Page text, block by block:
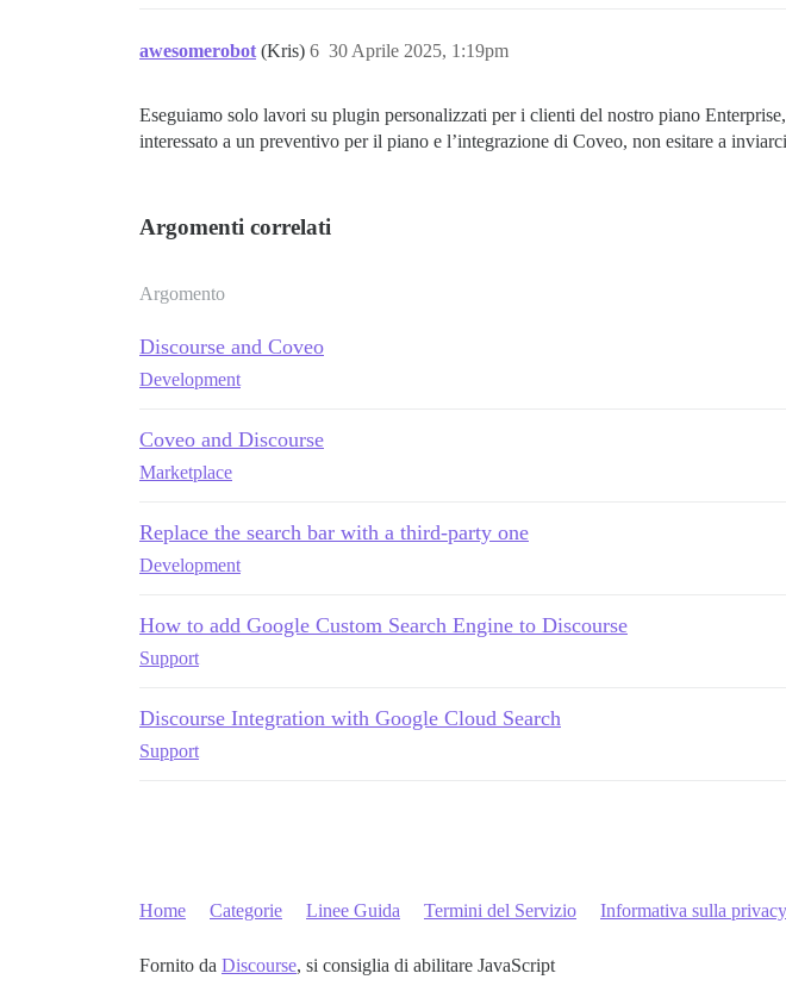
awesomerobot (Kris) 30 Aprile 2025, 1:19pm
6
Eseguiamo solo lavori su plugin personalizzati per i clienti del nostro piano
interessato a un preventivo per il piano e l’integrazione di Coveo, non esitare a
Argomenti correlati
Argomento
Discourse and Coveo
Development
Coveo and Discourse
Marketplace
Replace the search bar with a third-party one
Development
How to add Google Custom Search Engine to Discourse
Support
Discourse Integration with Google Cloud Search
Support
Home Categorie Linee Guida Termini del Servizio Informativa sulla privacy
Fornito da Discourse, si consiglia di abilitare JavaScript